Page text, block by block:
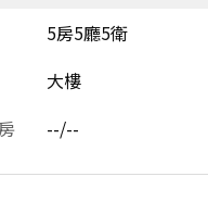
5房5廳5衛
大樓
--/--